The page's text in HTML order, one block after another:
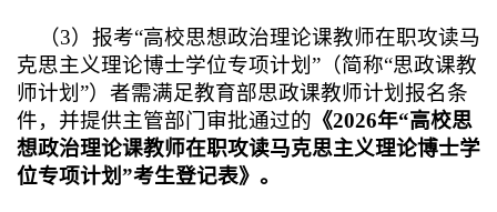
（3） 报考“高校思想政治理论课教师在职攻读马
克思主义理论博士学位专项计划”（简称“思政课教
师计划”）者需满足教育部思政课教师计划报名条
件，并提供主管部门审批通过的 《2026年“高校思
想政治理论课教师在职攻读马克思主义理论博士学
位专项计划”考生登记表》。